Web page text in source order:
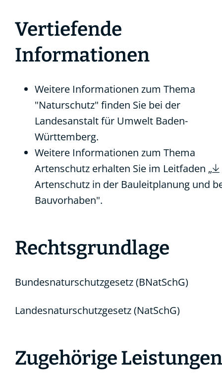
Vertiefende
Informationen
Weitere Informationen zum Thema
"Naturschutz" finden Sie bei der
Landesanstalt für Umwelt Baden-
Württemberg.
Weitere Informationen zum Thema
Artenschutz erhalten Sie im Leitfaden „
Artenschutz in der Bauleitplanung und
Bauvorhaben".
Rechtsgrundlage
Bundesnaturschutzgesetz (BNatSchG)
Landesnaturschutzgesetz (NatSchG)
Zugehörige Leistungen